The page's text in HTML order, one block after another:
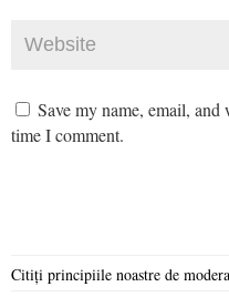
Save my name, email,
time I comment.
Citiți principiile noastre de